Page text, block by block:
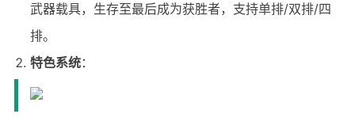
武器载具，生存至最后成为获胜者，支持单排/双排/四
排。
特色系统：